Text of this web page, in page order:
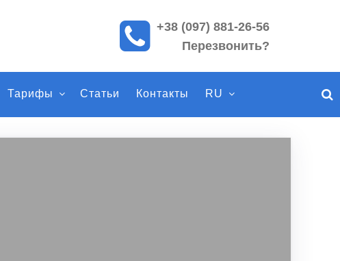
к
п
+38 (097) 881-26-56
Перезвонить?
Тарифы Статьи Контакты RU